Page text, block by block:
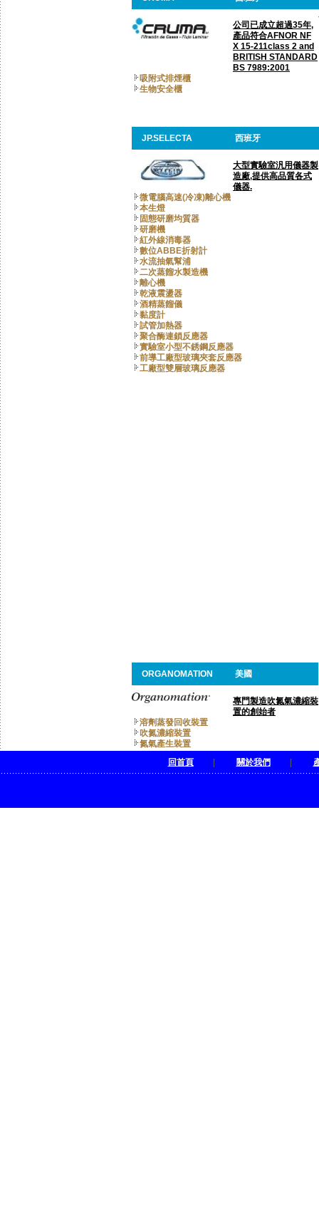
公司已成立超過35年,
產品符合AFNOR NF
X 15-211class 2 and
BRITISH STANDARD
BS 7989:2001
吸附式排煙櫃
生物安全櫃
JP.SELECTA 西班牙
大型實驗室汎用儀器製
造廠,提供高品質各式
儀器.
微電腦高速(冷凍)離心機
本生燈
固態研磨均質器
研磨機
紅外線消毒器
數位ABBE折射計
水流抽氣幫浦
二次蒸餾水製造機
離心機
乾液震盪器
酒精蒸餾儀
黏度計
試管加熱器
聚合酶連鎖反應器
實驗室小型不銹鋼反應器
前導工廠型玻璃夾套反應器
工廠型雙層玻璃反應器
ORGANOMATION 美國
專門製造吹氮氣濃縮裝
置的創始者
溶劑蒸發回收裝置
吹氮濃縮裝置
氮氣產生裝置
回首頁| 關於我們